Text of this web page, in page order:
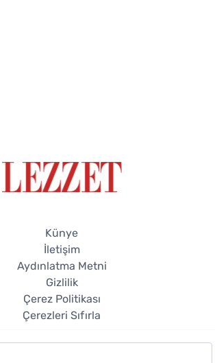
Künye
İletişim
Aydınlatma Metni
Gizlilik
Çerez Politikası
Çerezleri Sıfırla